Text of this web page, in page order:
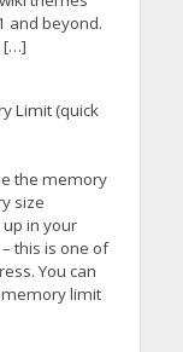
and beyond.
[…]
Limit (quick
the memory
size
in your
this is one of
You can
limit